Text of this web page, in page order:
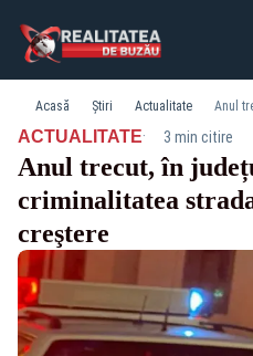
Acasă Știri Actualitate
ACTUALITATE· 3 min citire
Anul trecut, în
criminalitatea
creştere